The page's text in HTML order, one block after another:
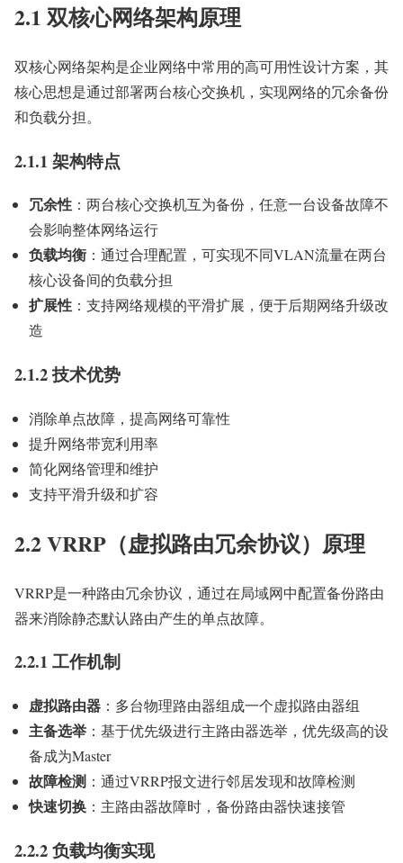
2.1 双核心网络架构原理
双核心网络架构是企业网络中常用的高可用性设计方案，其
核心思想是通过部署两台核心交换机，实现网络的冗余备份
和负载分担。
2.1.1 架构特点
冗余性 ：两台核心交换机互为备份，任意一台设备故障不
会影响整体网络运行
负载均衡 ：通过合理配置，可实现不同VLAN流量在两台
核心设备间的负载分担
扩展性 ：支持网络规模的平滑扩展，便于后期网络升级改
造
2.1.2 技术优势
消除单点故障，提高网络可靠性
提升网络带宽利用率
简化网络管理和维护
支持平滑升级和扩容
2.2 VRRP（虚拟路由冗余协议）原理
VRRP是一种路由冗余协议，通过在局域网中配置备份路由
器来消除静态默认路由产生的单点故障。
2.2.1 工作机制
虚拟路由器 ：多台物理路由器组成一个虚拟路由器组
主备选举 ：基于优先级进行主路由器选举，优先级高的设
备成为Master
故障检测 ：通过VRRP报文进行邻居发现和故障检测
快速切换 ：主路由器故障时，备份路由器快速接管
2.2.2 负载均衡实现